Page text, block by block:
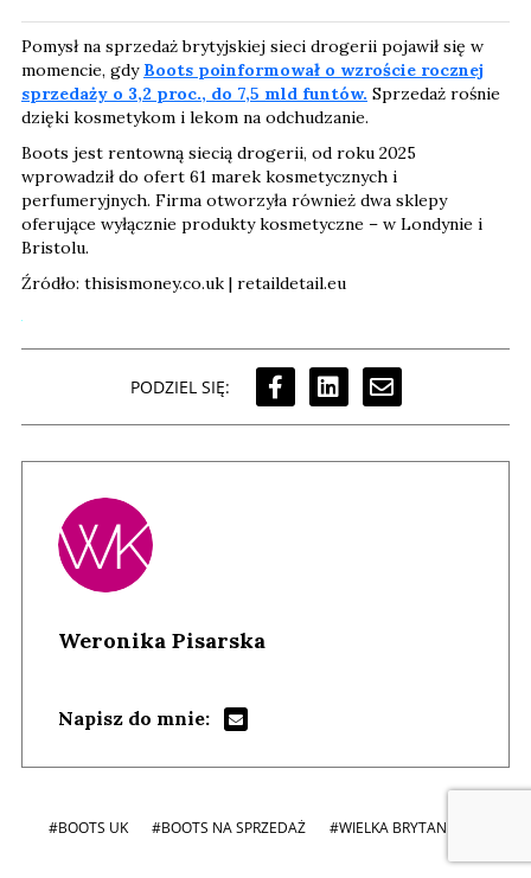
Pomysł na sprzedaż brytyjskiej sieci drogerii pojawił się w
momencie, gdy Boots poinformował o wzroście rocznej
sprzedaży o 3,2 proc., do 7,5 mld funtów. Sprzedaż rośnie
dzięki kosmetykom i lekom na odchudzanie.
Boots jest rentowną siecią drogerii, od roku 2025
wprowadził do ofert 61 marek kosmetycznych i
perfumeryjnych. Firma otworzyła również dwa sklepy
oferujące wyłącznie produkty kosmetyczne – w Londynie i
Bristolu.
Źródło: thisismoney.co.uk | retaildetail.eu
PODZIEL SIĘ:
Weronika Pisarska
Napisz do mnie:
#BOOTS UK #BOOTS NA SPRZEDAŻ #WIELKA BRYTANIA